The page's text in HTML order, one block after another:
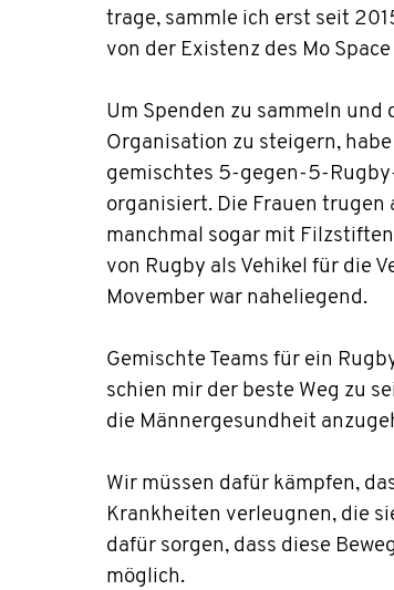
trage, sammle ich erst seit
von der Existenz des Mo
Um Spenden zu sammeln und
Organisation zu steigern,
gemischtes 5-gegen-5-
organisiert. Die Frauen trugen
manchmal sogar mit
von Rugby als Vehikel für die
Movember war naheliegend.
Gemischte Teams für ein
schien mir der beste Weg zu
die Männergesundheit
Wir müssen dafür kämpfen,
Krankheiten verleugnen, die
dafür sorgen, dass diese
möglich.